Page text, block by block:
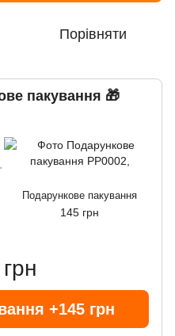
Порівняти
пакування 🎁
Подарункове пакування
145 грн